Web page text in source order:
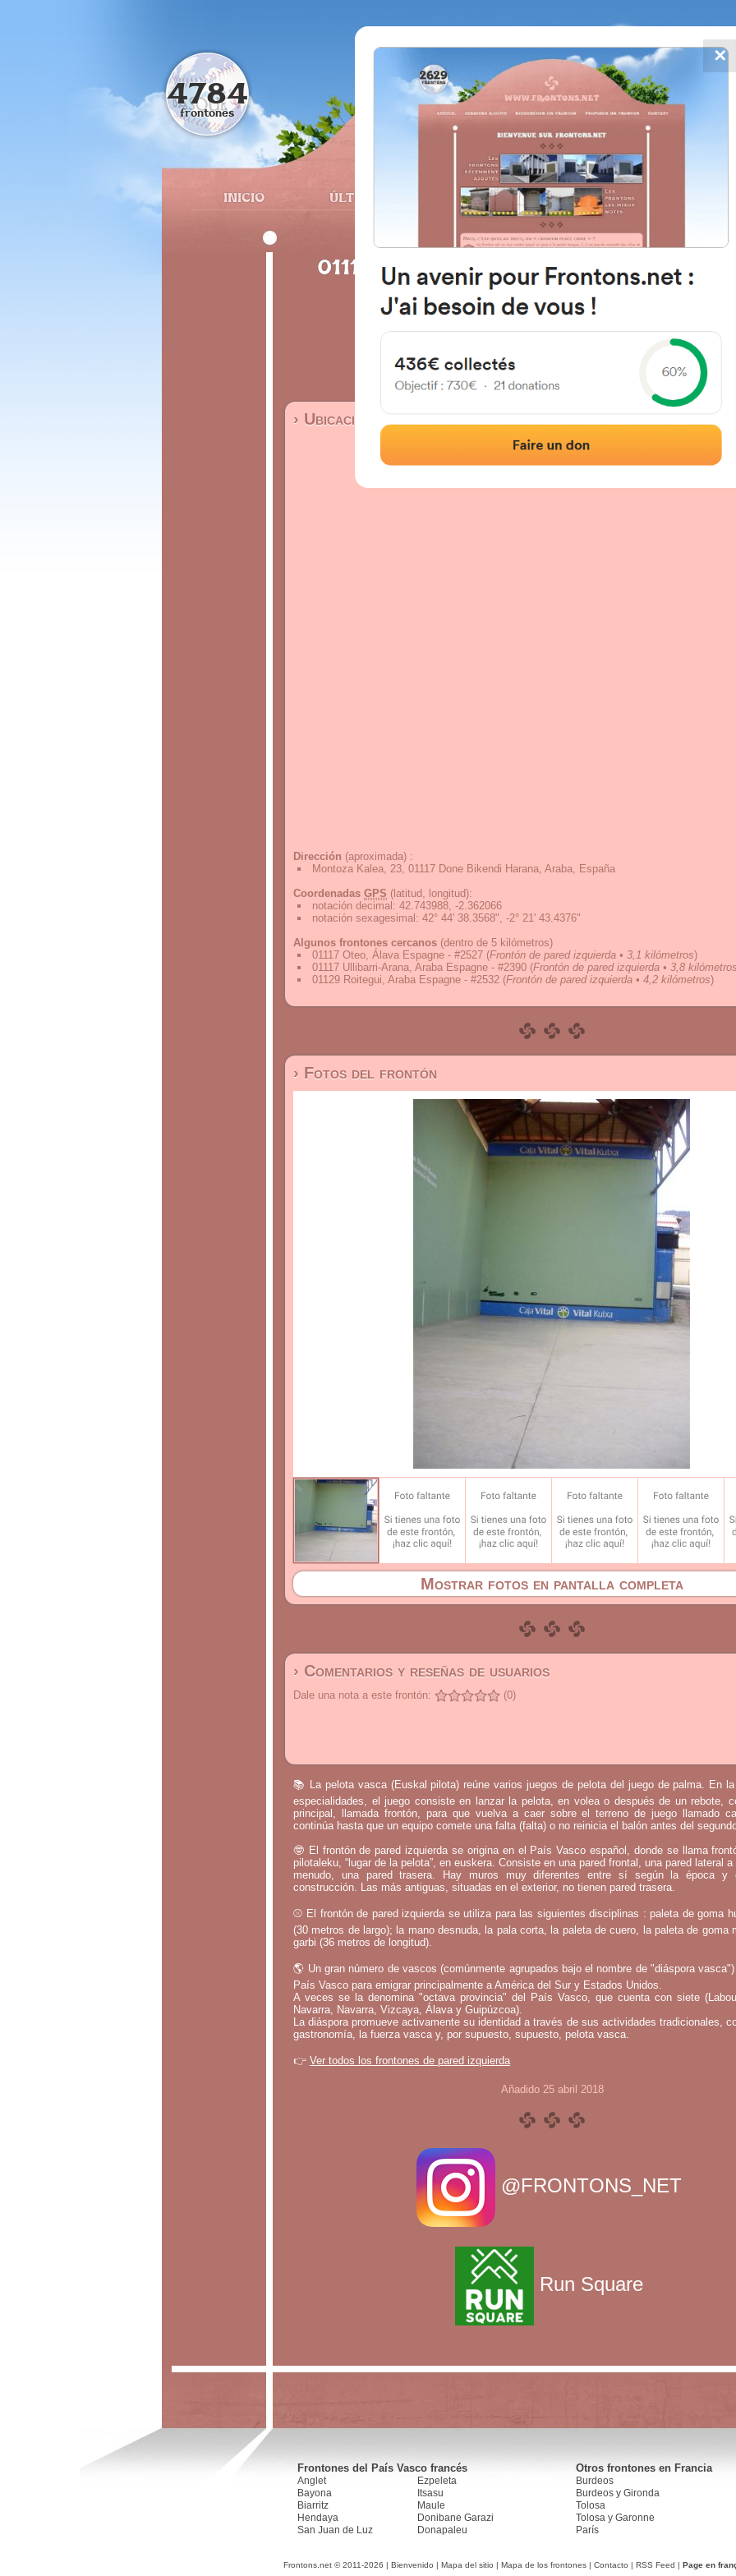
FRONTONS.NET
INICIO ÚLTIMOS BUSCAR UN FRONTÓN
4784
frontones
01117 Done Bikendi Harana, Araba
Montoza Kalea 23 España
#2391
Localización|Fotos|Comentarios y reseñas
› Ubicación del frontón
Dirección (aproximada) :
Montoza Kalea, 23, 01117 Done Bikendi Harana, Araba, España
Coordenadas GPS (latitud, longitud):
notación decimal : 42.743988, -2.362066
notación sexagesimal : 42° 44' 38.3568", -2° 21' 43.4376"
Algunos frontones cercanos (dentro de 5 kilómetros)
01117 Oteo, Álava Espagne - #2527 (Frontón de pared izquierda • 3,1 kilómetros)
01117 Ullibarri-Arana, Araba Espagne - #2390 (Frontón de pared izquierda • 3,8
01129 Roitegui, Araba Espagne - #2532 (Frontón de pared izquierda • 4,2 kilómetros)
› Fotos del frontón
Mostrar fotos en pantalla completa
› Comentarios y reseñas de usuarios
Dale una nota a este frontón: (0)
📚 La pelota vasca (Euskal pilota) reúne varios juegos de pelota del juego de palma. En
especialidades, el juego consiste en lanzar la pelota, en volea o después de un rebote,
principal, llamada frontón, para que vuelva a caer sobre el terreno de juego llamado
continúa hasta que un equipo comete una falta (falta) o no reinicia el balón antes del
🤓 El frontón de pared izquierda se origina en el País Vasco español, donde se llama
pilotaleku, “lugar de la pelota”, en euskera. Consiste en una pared frontal, una pared lateral
menudo, una pared trasera. Hay muros muy diferentes entre sí según la época
construcción. Las más antiguas, situadas en el exterior, no tienen pared trasera.
⚾ El frontón de pared izquierda se utiliza para las siguientes disciplinas : paleta de goma
(30 metros de largo); la mano desnuda, la pala corta, la paleta de cuero, la paleta de goma
garbi (36 metros de longitud).
🌎 Un gran número de vascos (comúnmente agrupados bajo el nombre de "diáspora
País Vasco para emigrar principalmente a América del Sur y Estados Unidos.
A veces se la denomina "octava provincia" del País Vasco, que cuenta con siete
Navarra, Navarra, Vizcaya, Álava y Guipúzcoa).
La diáspora promueve activamente su identidad a través de sus actividades tradicionales,
gastronomía, la fuerza vasca y, por supuesto, supuesto, pelota vasca.
👉 Ver todos los frontones de pared izquierda
Añadido 25 abril 2018
@FRONTONS_NET
Run Square
Frontones del País Vasco francés
Anglet
Bayona
Biarritz
Hendaya
San Juan de Luz
Ezpeleta
Itsasu
Maule
Donibane Garazi
Donapaleu
Otros frontones en Francia
Burdeos
Burdeos y Gironda
Tolosa
Tolosa y Garonne
París
Frontons.net © 2011-2026 | Bienvenido | Mapa del sitio | Mapa de los frontones | Contacto | RSS Feed | Page en
✕